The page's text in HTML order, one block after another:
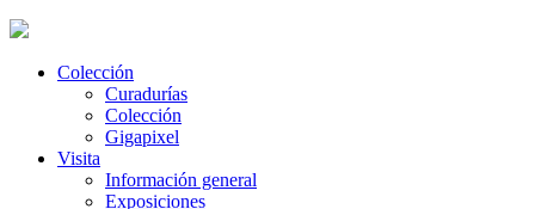
Colección
Curadurías
Colección
Gigapixel
Visita
Información general
Exposiciones